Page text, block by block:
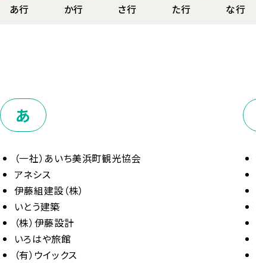
あ行 か行 さ行 た行 な行
あ
（一社）あいち美浜町観光協会
アネシス
伊藤組建設（株）
いとう建築
（株）伊藤設計
いろはや旅館
（有）ウイックス